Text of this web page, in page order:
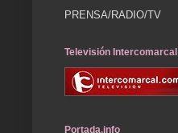
PRENSA/RADIO/TV
Televisión Intercomarcal
Portada.info